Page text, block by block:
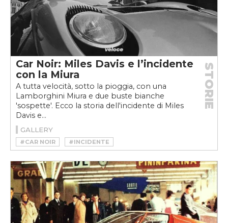
#VALENTINO BALBONI
Car Noir: Miles Davis e l’incidente
con la Miura
A tutta velocità, sotto la pioggia, con una
Lamborghini Miura e due buste bianche
'sospette'. Ecco la storia dell'incidente di Miles
Davis e...
STORIE
GALLERY
#CAR NOIR
#INCIDENTE
#JAMES GLICKENHAUS
#LAMBORGHINI
#LAMBORGHINI MIURA
#MILES DAVIS
#MIURA
#SUPERCAR #V12